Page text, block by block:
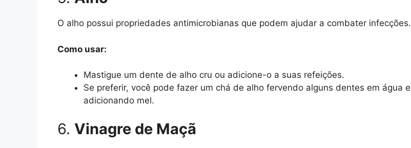
O alho possui propriedades antimicrobianas que podem ajudar a combater infecções.
Como usar:
Mastigue um dente de alho cru ou adicione-o a suas refeições.
Se preferir, você pode fazer um chá de alho fervendo alguns dentes em água e
adicionando mel.
6. Vinagre de Maçã